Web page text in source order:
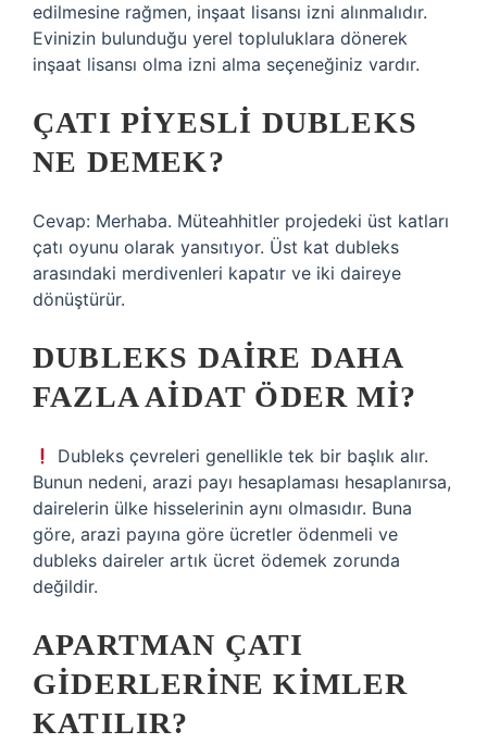
edilmesine rağmen, inşaat lisansı izni alınmalıdır.
Evinizin bulunduğu yerel topluluklara dönerek
inşaat lisansı olma izni alma seçeneğiniz vardır.
ÇATI PIYESLI DUBLEKS
NE DEMEK?
Cevap: Merhaba. Müteahhitler projedeki üst katları
çatı oyunu olarak yansıtıyor. Üst kat dubleks
arasındaki merdivenleri kapatır ve iki daireye
dönüştürür.
DUBLEKS DAIRE DAHA
FAZLA AIDAT ÖDER MI?
Dubleks çevreleri genellikle tek bir başlık alır.
Bunun nedeni, arazi payı hesaplaması hesaplanırsa,
dairelerin ülke hisselerinin aynı olmasıdır. Buna
göre, arazi payına göre ücretler ödenmeli ve
dubleks daireler artık ücret ödemek zorunda
değildir.
APARTMAN ÇATI
GIDERLERINE KIMLER
KATILIR?